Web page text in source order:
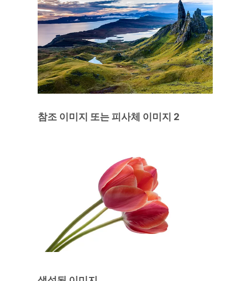
참조 이미지 또는 피사체 이미지 2